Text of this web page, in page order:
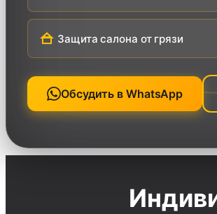
Защита салона от грязи
Обсудить в WhatsApp